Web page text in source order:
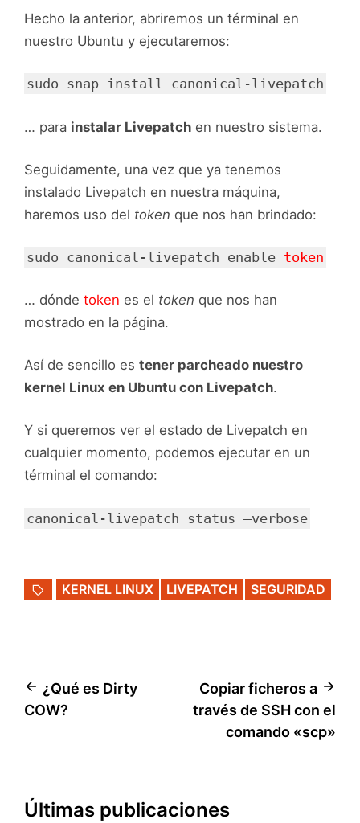
Hecho la anterior, abriremos un términal en
nuestro Ubuntu y ejecutaremos:
sudo snap install canonical-livepatch
… para instalar Livepatch en nuestro sistema.
Seguidamente, una vez que ya tenemos
instalado Livepatch en nuestra máquina,
haremos uso del token que nos han brindado:
sudo canonical-livepatch enable token
… dónde token es el token que nos han
mostrado en la página.
Así de sencillo es tener parcheado nuestro
kernel Linux en Ubuntu con Livepatch.
Y si queremos ver el estado de Livepatch en
cualquier momento, podemos ejecutar en un
términal el comando:
canonical-livepatch status –verbose
KERNEL LINUX LIVEPATCH SEGURIDAD
Navegación
de
entradas
¿Qué es Dirty
COW?
Copiar ficheros a
través de SSH con el
comando «scp»
Últimas publicaciones